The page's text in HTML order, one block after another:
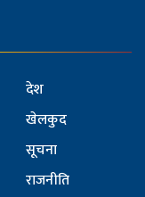
देश
खेलकुद
सूचना
राजनीति